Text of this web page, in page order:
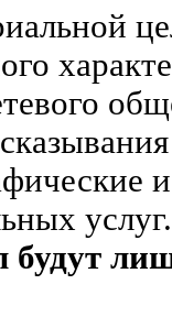
услуг.